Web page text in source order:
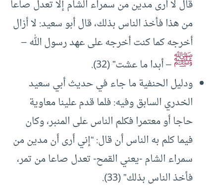
قال لا أرى مدين من سمراء الشام إلا تعدل صاعا
من هذا فأخذ الناس بذلك، قال أبو سعيد: لا أزال
أخرجه كما كنت أخرجه على عهد رسول الله –
ﷺ– أبدا ما عشت” (32).
ودليل الحنفية ما جاء في حديث أبي سعيد
الخدري السابق وفيه: فلما قدم علينا معاوية
حاجا أو معتمرا فكلم الناس على المنبر، وكان
فيما كلم به الناس أن قال: “إني أرى أن مدين من
سمراء الشام -يعني القمح- تعدل صاعا من تمر،
فأخذ الناس بذلك” (33).